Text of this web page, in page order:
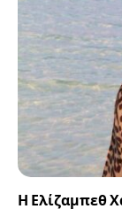
Η Ελίζαμπεθ